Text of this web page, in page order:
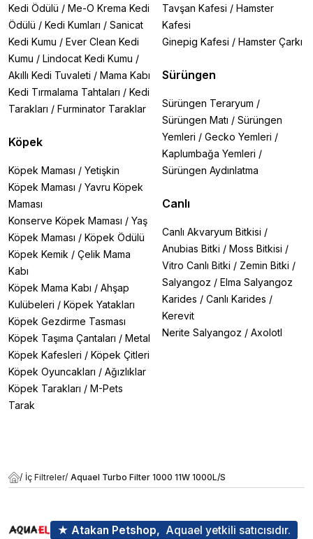
Kedi Ödülü / Me-O Krema Kedi
Ödülü / Kedi Kumları / Sanicat
Kedi Kumu / Ever Clean Kedi
Kumu / Lindocat Kedi Kumu /
Akıllı Kedi Tuvaleti / Mama Kabı
Kedi Tırmalama Tahtaları / Kedi
Tarakları / Furminator Taraklar
Köpek
Köpek Maması / Yetişkin
Köpek Maması / Yavru Köpek
Maması
Konserve Köpek Maması / Yaş
Köpek Maması / Köpek Ödülü
Köpek Kemik / Çelik Mama
Kabı
Köpek Mama Kabı / Ahşap
Kulübeleri / Köpek Yatakları
Köpek Gezdirme Tasması
Köpek Taşıma Çantaları / Metal
Köpek Kafesleri / Köpek Çitleri
Köpek Oyuncakları / Ağızlıklar
Köpek Tarakları / M-Pets
Tarak
Tavşan Kafesi / Hamster
Kafesi
Ginepig Kafesi / Hamster Çarkı
Sürüngen
Sürüngen Teraryum /
Sürüngen Matı / Sürüngen
Yemleri / Gecko Yemleri /
Kaplumbağa Yemleri /
Sürüngen Aydınlatma
Canlı
Canlı Akvaryum Bitkisi /
Anubias Bitki / Moss Bitkisi /
Vitro Canlı Bitki / Zemin Bitki /
Salyangoz / Elma Salyangoz
Karides / Canlı Karides /
Kerevit
Nerite Salyangoz / Axolotl
/ İç Filtreler/ Aquael Turbo Filter 1000 11W 1000L/S
★ Atakan Petshop, Aquael yetkili satıcısıdır.